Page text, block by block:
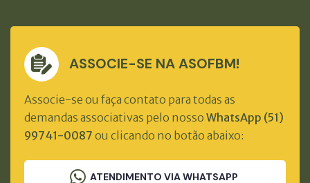
ASSOCIE-SE NA ASOFBM!
Associe-se ou faça contato para todas as
demandas associativas pelo nosso WhatsApp (51)
99741-0087 ou clicando no botão abaixo:
ATENDIMENTO VIA WHATSAPP